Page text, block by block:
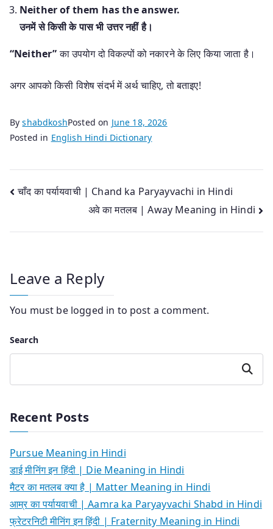
Neither of them has the answer.
उनमें से किसी के पास भी उत्तर नहीं है।
“Neither”का उपयोग दो विकल्पों को नकारने के लिए किया जाता है।
अगर आपको किसी विशेष संदर्भ में अर्थ चाहिए, तो बताइए!
ByshabdkoshPosted on June 18, 2026
Posted in English Hindi Dictionary
Post
navigation
चाँद का पर्यायवाची | Chand ka Paryayvachi in Hindi
अवे का मतलब | Away Meaning in Hindi
Leave a Reply
You must be logged in to post a comment.
Search
Search
Recent Posts
Pursue Meaning in Hindi
डाई मीनिंग इन हिंदी | Die Meaning in Hindi
मैटर का मतलब क्या है | Matter Meaning in Hindi
आम्र का पर्यायवाची | Aamra ka Paryayvachi Shabd in Hindi
फ्रेटरनिटी मीनिंग इन हिंदी | Fraternity Meaning in Hindi